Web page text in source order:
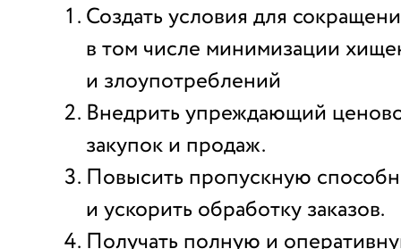
Создать условия для
в том числе минимизации
и злоупотреблений
Внедрить упреждающий
закупок и продаж.
Повысить пропускную
и ускорить обработку заказов.
Получать полную и